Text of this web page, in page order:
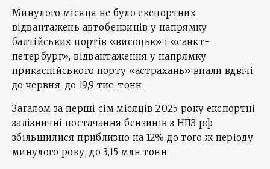
Минулого місяця не було експортних
відвантажень автобензинів у напрямку
балтійських портів «висоцьк» і «санкт-
петербург», відвантаження у напрямку
прикаспійського порту «астрахань» впали вдвічі
до червня, до 19,9 тис. тонн.
Загалом за перші сім місяців 2025 року експортні
залізничні постачання бензинів з НПЗ рф
збільшилися приблизно на 12% до того ж періоду
минулого року, до 3,15 млн тонн.